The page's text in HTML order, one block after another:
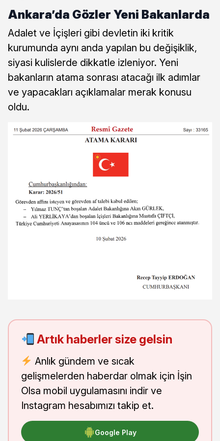
Ankara’da Gözler Yeni Bakanlarda
Adalet ve İçişleri gibi devletin iki kritik
kurumunda aynı anda yapılan bu değişiklik,
siyasi kulislerde dikkatle izleniyor. Yeni
bakanların atama sonrası atacağı ilk adımlar
ve yapacakları açıklamalar merak konusu
oldu.
Artık haberler size gelsin
Anlık gündem ve sıcak
gelişmelerden haberdar olmak için İşin
Olsa mobil uygulamasını indir ve
Instagram hesabımızı takip et.
Google Play